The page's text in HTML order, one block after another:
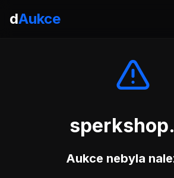
dAukce
Aukce nebyla